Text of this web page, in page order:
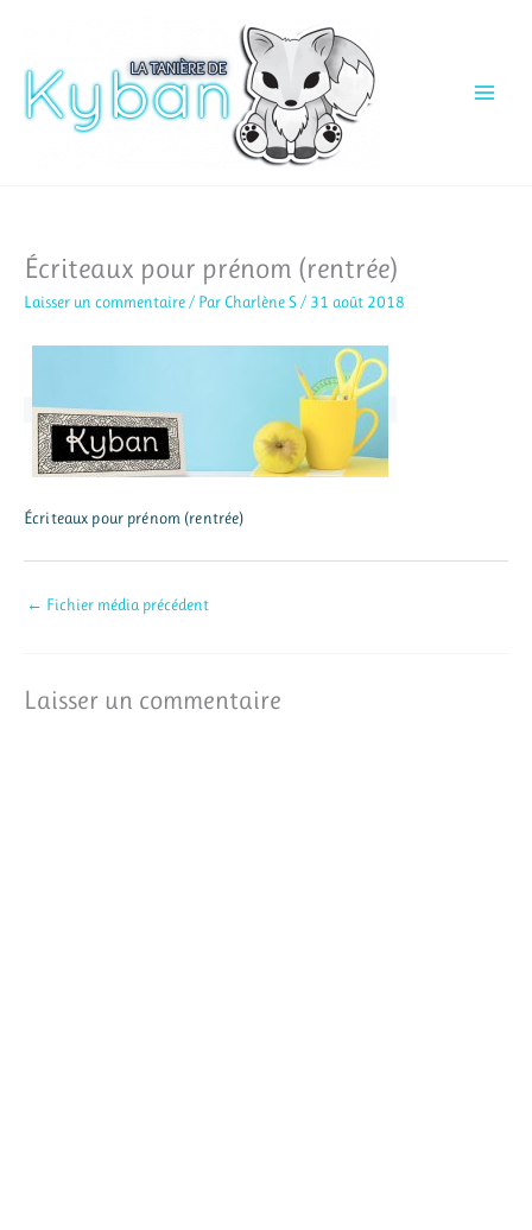
contenu
Écriteaux pour prénom (rentrée)
Laisser un commentaire / Par Charlène S / 31 août 2018
Écriteaux pour prénom (rentrée)
← Fichier média précédent
Laisser un commentaire